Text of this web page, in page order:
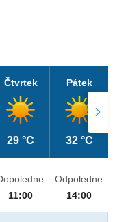
Čtvrtek
29 °C
Pátek
32 °C
11:00
Odpoledne
14:00